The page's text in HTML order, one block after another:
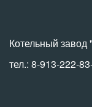
Котельный завод
тел.: 8-913-222-